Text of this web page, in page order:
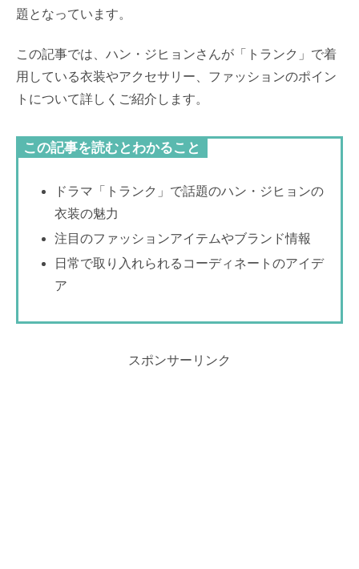
題となっています。
この記事では、ハン・ジヒョンさんが「トランク」で着
用している衣装やアクセサリー、ファッションのポイン
トについて詳しくご紹介します。
この記事を読むとわかること
ドラマ「トランク」で話題のハン・ジヒョンの
衣装の魅力
注目のファッションアイテムやブランド情報
日常で取り入れられるコーディネートのアイデ
ア
スポンサーリンク